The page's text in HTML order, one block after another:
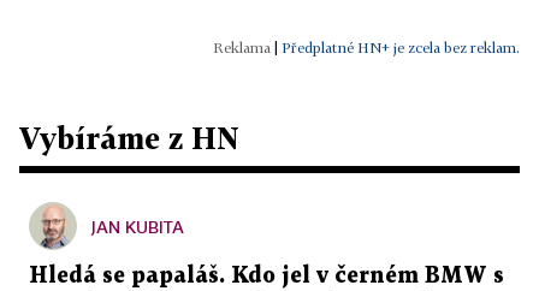
Předplatné HN+ je zcela bez reklam.
Vybíráme z HN
JAN KUBITA
Hledá se papaláš. Kdo jel v černém BMW s